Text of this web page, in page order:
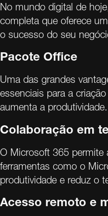
No mundo digital de
completa que oferece
o sucesso do seu
Pacote Office
Uma das grandes
essenciais para a
aumenta a produtividade.
Colaboração em
O Microsoft 365 permite
ferramentas como o
produtividade e reduz o
Acesso remoto e